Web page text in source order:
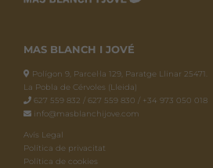
MAS BLANCH I JOVÉ
Polígon 9, Parcel·la 129, Paratge Llinar 25471.
La Pobla de Cérvoles (Lleida)
627 559 832 / 627 559 830 / +34 973 050 018
info@masblanchijove.com
Avís Legal
Política de privacitat
Política de cookies